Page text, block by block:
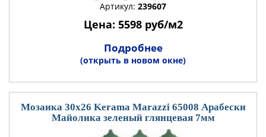
Артикул: 239607
Цена: 5598 руб/м2
Подробнее
(открыть в новом окне)
Мозаика 30x26 Kerama Marazzi 65008 Арабески
Майолика зеленый глянцевая 7мм